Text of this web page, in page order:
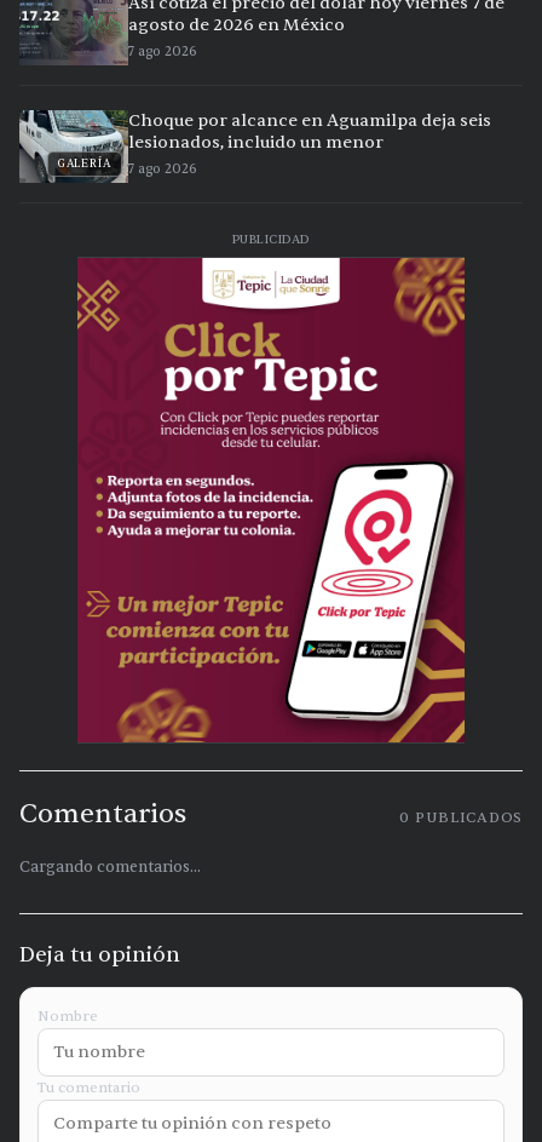
agosto de 2026 en México
7 ago 2026
GALERÍA
Choque por alcance en Aguamilpa deja seis
lesionados, incluido un menor
7 ago 2026
PUBLICIDAD
Comentarios 0 PUBLICADOS
Cargando comentarios...
Deja tu opinión
Nombre
Tu comentario